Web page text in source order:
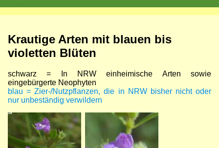
Krautige Arten mit blauen bis
violetten Blüten
schwarz = In NRW einheimische Arten sowie
eingebürgerte Neophyten
blau = Zier-/Nutzpflanzen, die in NRW bisher nicht oder
nur unbeständig verwildern
Bild